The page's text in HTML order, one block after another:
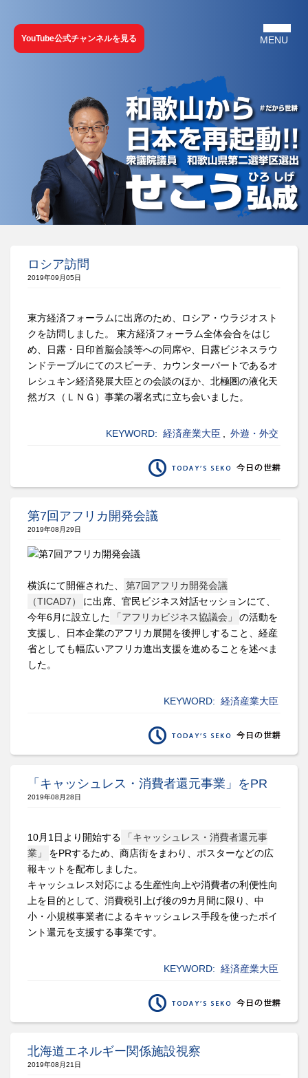
YouTube公式チャンネルを見る
ロシア訪問
2019年09月05日
東方経済フォーラムに出席のため、ロシア・ウラジオスト
クを訪問しました。 東方経済フォーラム全体会合をはじ
め、日露・日印首脳会談等への同席や、日露ビジネスラウ
ンドテーブルにてのスピーチ、カウンターパートであるオ
レシュキン経済発展大臣との会談のほか、北極圏の液化天
然ガス（ＬＮＧ）事業の署名式に立ち会いました。
KEYWORD: 経済産業大臣 外遊・外交
第7回アフリカ開発会議
2019年08月29日
横浜にて開催された、
第7回アフリカ開発会議
（TICAD7）
に出席、官民ビジネス対話セッションにて、
今年6月に設立した
「アフリカビジネス協議会」
の活動を
支援し、日本企業のアフリカ展開を後押しすること、経産
省としても幅広いアフリカ進出支援を進めることを述べま
した。
KEYWORD: 経済産業大臣
「キャッシュレス・消費者還元事業」をPR
2019年08月28日
10月1日より開始する
「キャッシュレス・消費者還元事
業」
をPRするため、商店街をまわり、ポスターなどの広
報キットを配布しました。
キャッシュレス対応による生産性向上や消費者の利便性向
上を目的として、消費税引上げ後の9カ月間に限り、中
小・小規模事業者によるキャッシュレス手段を使ったポイ
ント還元を支援する事業です。
KEYWORD: 経済産業大臣
北海道エネルギー関係施設視察
2019年08月21日